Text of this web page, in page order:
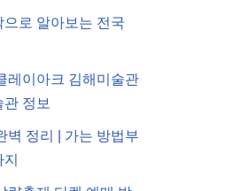
로 알아보는 전국
레이아크 김해미술관
정보
벽 정리 | 가는 방법부